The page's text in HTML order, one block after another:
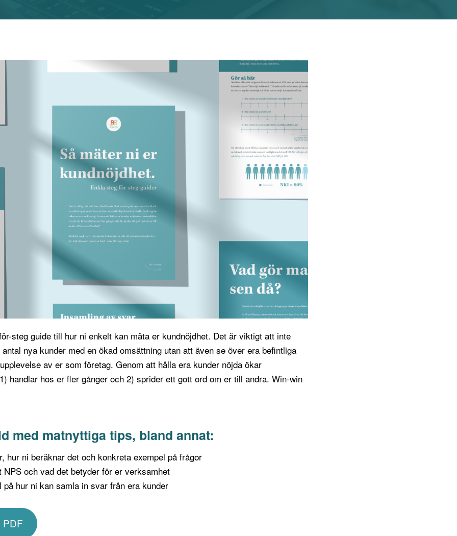
steg guide till hur ni enkelt kan mäta er kundnöjdhet. Det är viktigt att inte
nya kunder med en ökad omsättning utan att även se över era befintliga
av er som företag. Genom att hålla era kunder nöjda ökar
handlar hos er fler gånger och 2) sprider ett gott ord om er till andra. Win-win
med matnyttiga tips, bland annat:
hur ni beräknar det och konkreta exempel på frågor
och vad det betyder för er verksamhet
på hur ni kan samla in svar från era kunder
PDF